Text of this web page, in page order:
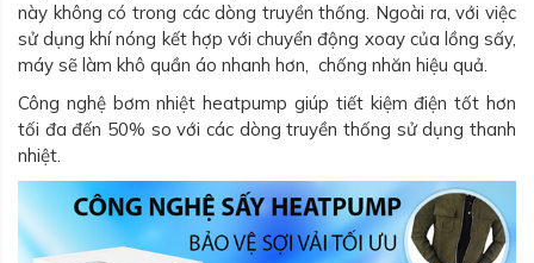
này không có trong các dòng truyền thống. Ngoài ra, với việc
sử dụng khí nóng kết hợp với chuyển động xoay của lồng sấy,
máy sẽ làm khô quần áo nhanh hơn, chống nhăn hiệu quả.
Công nghệ bơm nhiệt heatpump giúp tiết kiệm điện tốt hơn
tối đa đến 50% so với các dòng truyền thống sử dụng thanh
nhiệt.